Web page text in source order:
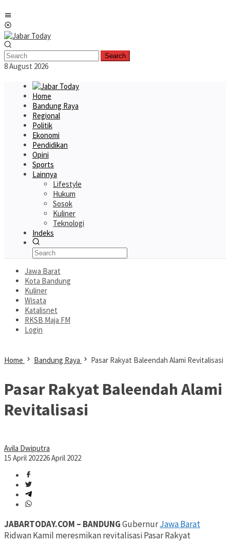
to
content
Search
8 August 2026
Home
Bandung Raya
Regional
Politik
Ekonomi
Pendidikan
Opini
Sports
Lainnya
Lifestyle
Hukum
Sosok
Kuliner
Teknologi
Indeks
Jawa Barat
Kota Bandung
Kuliner
Wisata
Katalisnet
RKSB Maja FM
Login
Home Bandung Raya Pasar Rakyat Baleendah Alami Revitalisasi
Pasar Rakyat Baleendah Alami
Revitalisasi
Avila Dwiputra
15 April 202226 April 2022
JABARTODAY.COM – BANDUNGGubernurJawa Barat
Ridwan Kamil meresmikan revitalisasi Pasar Rakyat